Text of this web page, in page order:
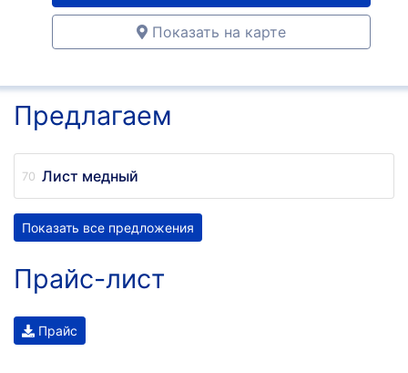
Показать на карте
Предлагаем
Лист медный
Показать все предложения
Прайс-лист
Прайс